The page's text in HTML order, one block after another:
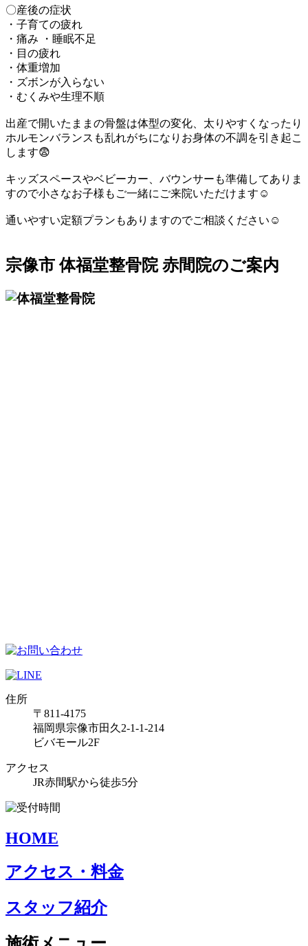
〇産後の症状
・子育ての疲れ
・痛み ・睡眠不足
・目の疲れ
・体重増加
・ズボンが入らない
・むくみや生理不順
出産で開いたままの骨盤は体型の変化、太りやすくなったり
ホルモンバランスも乱れがちになりお身体の不調を引き起こ
します😨
キッズスペースやベビーカー、バウンサーも準備してありま
すので小さなお子様もご一緒にご来院いただけます☺️
通いやすい定額プランもありますのでご相談ください☺
宗像市 体福堂整骨院 赤間院のご案内
住所
〒811-4175
福岡県宗像市田久2-1-1-214
ビバモール2F
アクセス
JR赤間駅から徒歩5分
HOME
アクセス・料金
スタッフ紹介